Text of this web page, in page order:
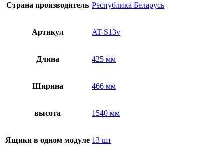
Страна производитель Республика Беларусь
Артикул AT-S13v
Длина 425 мм
Ширина 466 мм
высота 1540 мм
Ящики в одном модуле 13 шт